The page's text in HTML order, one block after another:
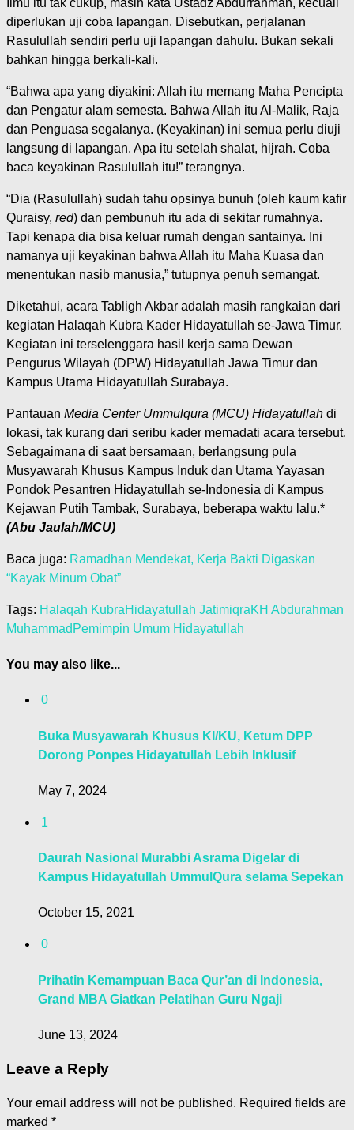
diperlukan uji coba lapangan. Disebutkan, perjalanan
Rasulullah sendiri perlu uji lapangan dahulu. Bukan sekali
bahkan hingga berkali-kali.
“Bahwa apa yang diyakini: Allah itu memang Maha Pencipta
dan Pengatur alam semesta. Bahwa Allah itu Al-Malik, Raja
dan Penguasa segalanya. (Keyakinan) ini semua perlu diuji
langsung di lapangan. Apa itu setelah shalat, hijrah. Coba
baca keyakinan Rasulullah itu!” terangnya.
“Dia (Rasulullah) sudah tahu opsinya bunuh (oleh kaum kafir
Quraisy, red) dan pembunuh itu ada di sekitar rumahnya.
Tapi kenapa dia bisa keluar rumah dengan santainya. Ini
namanya uji keyakinan bahwa Allah itu Maha Kuasa dan
menentukan nasib manusia,” tutupnya penuh semangat.
Diketahui, acara Tabligh Akbar adalah masih rangkaian dari
kegiatan Halaqah Kubra Kader Hidayatullah se-Jawa Timur.
Kegiatan ini terselenggara hasil kerja sama Dewan
Pengurus Wilayah (DPW) Hidayatullah Jawa Timur dan
Kampus Utama Hidayatullah Surabaya.
Pantauan Media Center Ummulqura (MCU) Hidayatullah di
lokasi, tak kurang dari seribu kader memadati acara tersebut.
Sebagaimana di saat bersamaan, berlangsung pula
Musyawarah Khusus Kampus Induk dan Utama Yayasan
Pondok Pesantren Hidayatullah se-Indonesia di Kampus
Kejawan Putih Tambak, Surabaya, beberapa waktu lalu.*
(Abu Jaulah/MCU)
Baca juga: Ramadhan Mendekat, Kerja Bakti Digaskan
“Kayak Minum Obat”
Tags: Halaqah KubraHidayatullah JatimiqraKH Abdurahman
Muhammad Pemimpin Umum Hidayatullah
You may also like...
0
Buka Musyawarah Khusus KI/KU, Ketum DPP
Dorong Ponpes Hidayatullah Lebih Inklusif
May 7, 2024
1
Daurah Nasional Murabbi Asrama Digelar di
Kampus Hidayatullah UmmulQura selama Sepekan
October 15, 2021
0
Prihatin Kemampuan Baca Qur’an di Indonesia,
Grand MBA Giatkan Pelatihan Guru Ngaji
June 13, 2024
Leave a Reply
Your email address will not be published. Required fields are
marked *